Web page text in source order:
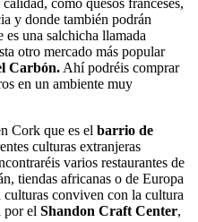
como quesos franceses,
y donde también podrán
una salchicha llamada
otro mercado más popular
Carbón. Ahí podréis comprar
en un ambiente muy
Cork que es el barrio de
culturas extranjeras
varios restaurantes de
tiendas africanas o de Europa
culturas conviven con la cultura
por el Shandon Craft Center,